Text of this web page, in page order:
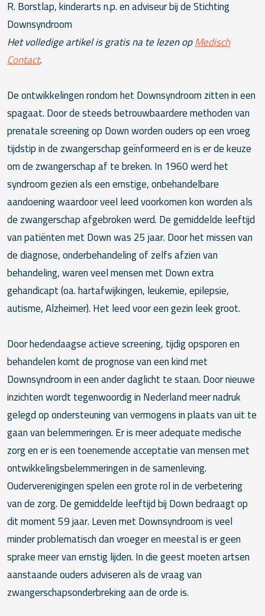
R. Borstlap, kinderarts n.p. en adviseur bij de Stichting
Downsyndroom
Het volledige artikel is gratis na te lezen opMedisch
Contact.
De ontwikkelingen rondom het Downsyndroom zitten in een
spagaat. Door de steeds betrouwbaardere methoden van
prenatale screening op Down worden ouders op een vroeg
tijdstip in de zwangerschap geïnformeerd en is er de keuze
om de zwangerschap af te breken. In 1960 werd het
syndroom gezien als een ernstige, onbehandelbare
aandoening waardoor veel leed voorkomen kon worden als
de zwangerschap afgebroken werd. De gemiddelde leeftijd
van patiënten met Down was 25 jaar. Door het missen van
de diagnose, onderbehandeling of zelfs afzien van
behandeling, waren veel mensen met Down extra
gehandicapt (oa. hartafwijkingen, leukemie, epilepsie,
autisme, Alzheimer). Het leed voor een gezin leek groot.
Door hedendaagse actieve screening, tijdig opsporen en
behandelen komt de prognose van een kind met
Downsyndroom in een ander daglicht te staan. Door nieuwe
inzichten wordt tegenwoordig in Nederland meer nadruk
gelegd op ondersteuning van vermogens in plaats van uit te
gaan van belemmeringen. Er is meer adequate medische
zorg en er is een toenemende acceptatie van mensen met
ontwikkelingsbelemmeringen in de samenleving.
Ouderverenigingen spelen een grote rol in de verbetering
van de zorg. De gemiddelde leeftijd bij Down bedraagt op
dit moment 59 jaar. Leven met Downsyndroom is veel
minder problematisch dan vroeger en meestal is er geen
sprake meer van ernstig lijden. In die geest moeten artsen
aanstaande ouders adviseren als de vraag van
zwangerschaps­onderbreking aan de orde is.